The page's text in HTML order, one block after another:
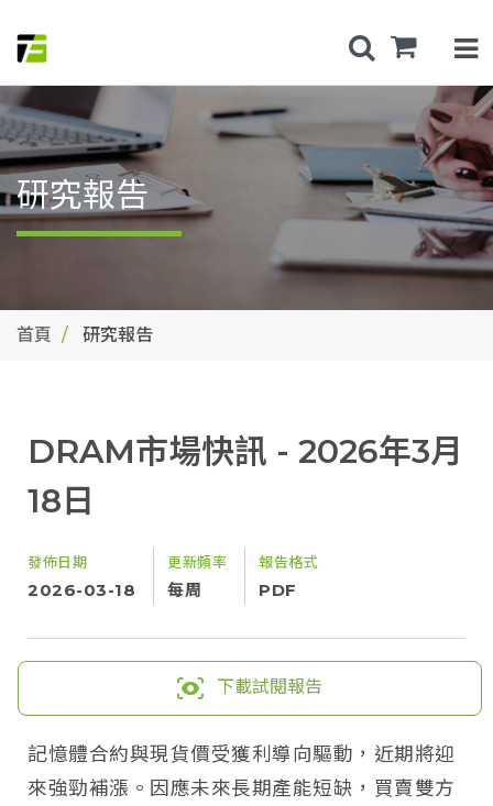
研究報告
首頁 研究報告
DRAM市場快訊 - 2026年3月
18日
發佈日期
2026-03-18
更新頻率
每周
報告格式
PDF
下載試閱報告
記憶體合約與現貨價受獲利導向驅動，近期將迎
來強勁補漲。因應未來長期產能短缺，買賣雙方